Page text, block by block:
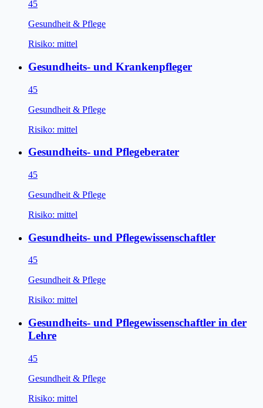
45
Gesundheit & Pflege
Risiko: mittel
Gesundheits- und Krankenpfleger
45
Gesundheit & Pflege
Risiko: mittel
Gesundheits- und Pflegeberater
45
Gesundheit & Pflege
Risiko: mittel
Gesundheits- und Pflegewissenschaftler
45
Gesundheit & Pflege
Risiko: mittel
Gesundheits- und Pflegewissenschaftler in der
Lehre
45
Gesundheit & Pflege
Risiko: mittel